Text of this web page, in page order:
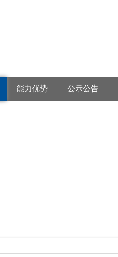
能力优势 公示公告